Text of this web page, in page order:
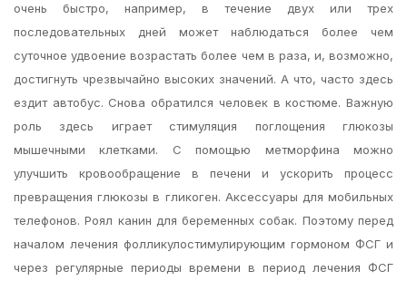
очень быстро, например, в течение двух или трех
последовательных дней может наблюдаться более чем
суточное удвоение возрастать более чем в раза, и, возможно,
достигнуть чрезвычайно высоких значений. А что, часто здесь
ездит автобус. Снова обратился человек в костюме. Важную
роль здесь играет стимуляция поглощения глюкозы
мышечными клетками. С помощью метморфина можно
улучшить кровообращение в печени и ускорить процесс
превращения глюкозы в гликоген. Аксессуары для мобильных
телефонов. Роял канин для беременных собак. Поэтому перед
началом лечения фолликулостимулирующим гормоном ФСГ и
через регулярные периоды времени в период лечения ФСГ